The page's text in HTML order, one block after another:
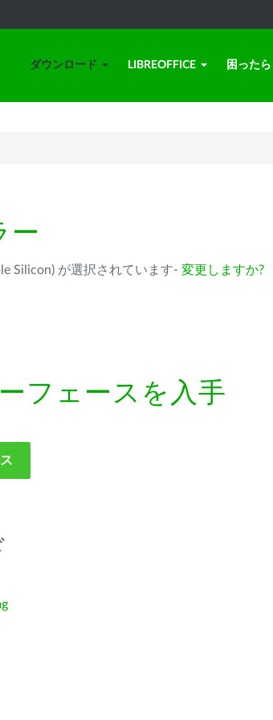
ダウンロード LIBREOFFICE 困ったら
ー
Silicon) が選択されています- 変更しますか?
フェースを入手